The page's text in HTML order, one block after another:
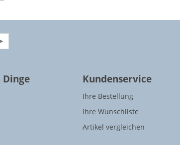
Dinge Kundenservice
Ihre Bestellung
Ihre Wunschliste
Artikel vergleichen